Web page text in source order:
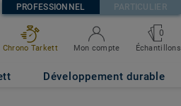
PROFESSIONNEL PARTICULIER
Chrono Tarkett Mon compte
0
Échantillons
Développement durable